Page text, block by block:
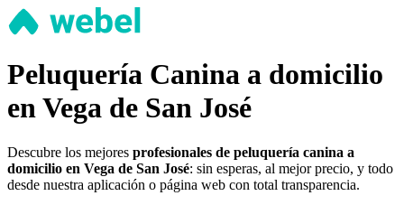
Peluquería Canina a domicilio
en Vega de San José
Descubre los mejores profesionales de peluquería canina a
domicilio en Vega de San José: sin esperas, al mejor precio, y todo
desde nuestra aplicación o página web con total transparencia.